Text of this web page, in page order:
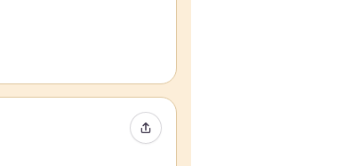
Compartir evento